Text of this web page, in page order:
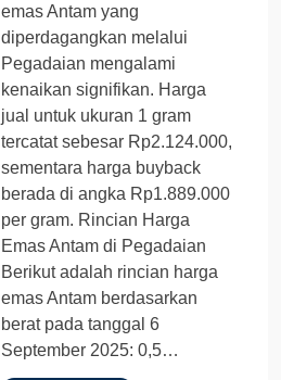
emas Antam yang
diperdagangkan melalui
Pegadaian mengalami
kenaikan signifikan. Harga
jual untuk ukuran 1 gram
tercatat sebesar Rp2.124.000,
sementara harga buyback
berada di angka Rp1.889.000
per gram. Rincian Harga
Emas Antam di Pegadaian
Berikut adalah rincian harga
emas Antam berdasarkan
berat pada tanggal 6
September 2025: 0,5…